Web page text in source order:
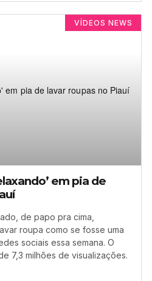
VÍDEOS NEWS
em pia de
de papo pra cima,
roupa como se fosse uma
sociais essa semana. O
7,3 milhões de visualizações.